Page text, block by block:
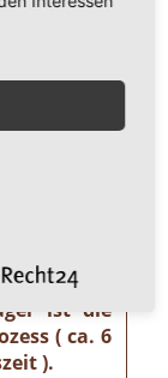
und
in
ist
sieht
eine
ist die
( ca. 6
).